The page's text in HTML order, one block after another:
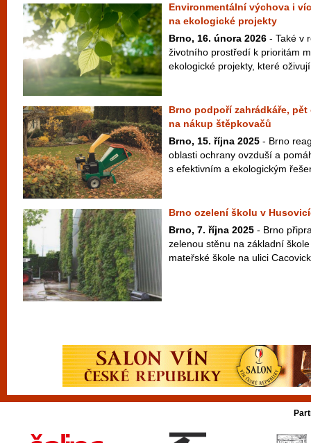
Environmentální výchova i
na ekologické projekty
Brno, 16. února 2026 - Také v
životního prostředí k prioritám
ekologické projekty, které
Brno podpoří zahrádkáře,
na nákup štěpkovačů
Brno, 15. října 2025 - Brno
oblasti ochrany ovzduší a
s efektivním a ekologickým
Brno ozelení školu v
Brno, 7. října 2025 - Brno
zelenou stěnu na základní
mateřské škole na ulici